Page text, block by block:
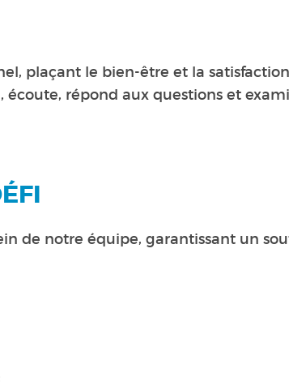
plaçant le bien-être et la
répond aux questions et
de notre équipe, garantissant un